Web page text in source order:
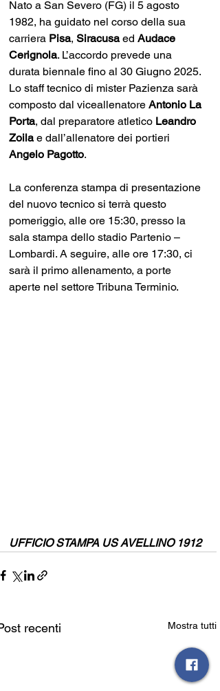
Nato a San Severo (FG) il 5 agosto
1982, ha guidato nel corso della sua
carriera Pisa, Siracusa ed Audace
Cerignola. L’accordo prevede una
durata biennale fino al 30 Giugno 2025.
Lo staff tecnico di mister Pazienza sarà
composto dal viceallenatore Antonio La
Porta, dal preparatore atletico Leandro
Zoila e dall’allenatore dei portieri
Angelo Pagotto.
La conferenza stampa di presentazione
del nuovo tecnico si terrà questo
pomeriggio, alle ore 15:30, presso la
sala stampa dello stadio Partenio –
Lombardi. A seguire, alle ore 17:30, ci
sarà il primo allenamento, a porte
aperte nel settore Tribuna Terminio.
UFFICIO STAMPA US AVELLINO 1912
recenti Mostra tutti